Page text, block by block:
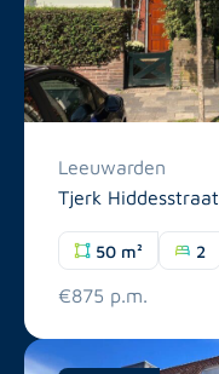
Leeuwarden
Tjerk Hiddesstraat
50 m² 2
€875 p.m.